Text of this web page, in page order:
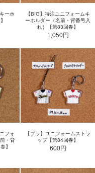
ーホ
【BIG】特注ユニフォームキ
ーホルダー（名前・背番号入
れ）【第83回春】
1,050円
フォ
・背
】
【プラ】ユニフォームストラ
ップ【第84回春】
600円